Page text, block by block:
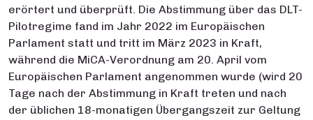
erörtert und überprüft. Die Abstimmung über das DLT-
Pilotregime fand im Jahr 2022 im Europäischen
Parlament statt und tritt im März 2023 in Kraft,
während die MiCA-Verordnung am 20. April vom
Europäischen Parlament angenommen wurde (wird 20
Tage nach der Abstimmung in Kraft treten und nach
der üblichen 18-monatigen Übergangszeit zur Geltung